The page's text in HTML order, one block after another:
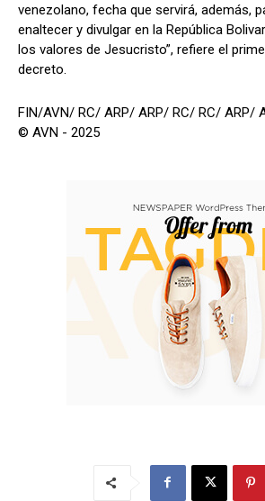
venezolano, fecha que servirá, además,
enaltecer y divulgar en la República
los valores de Jesucristo”, refiere el
decreto.
FIN/AVN/ RC/ ARP/ ARP/ RC/ RC/ ARP/
© AVN - 2025